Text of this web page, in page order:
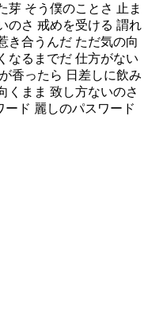
芽 そう僕のことさ 止ま
のさ 戒めを受ける 謂れ
き合うんだ ただ気の向
なるまでだ 仕方がない
香ったら 日差しに飲み
くまま 致し方ないのさ
ド 麗しのパスワード